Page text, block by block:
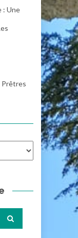
: Une
Prêtres